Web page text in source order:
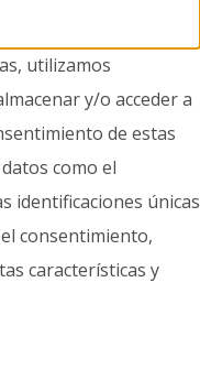
utilizamos
y/o acceder a
de estas
como el
identificaciones únicas
consentimiento,
características y